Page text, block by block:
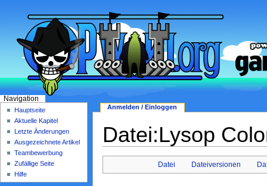
Datei:Lysop
Datei Dateiversionen
Anmelden / Einloggen
Navigation
Hauptseite
Aktuelle Kapitel
Letzte Änderungen
Ausgezeichnete Artikel
Teambewerbung
Zufällige Seite
Hilfe